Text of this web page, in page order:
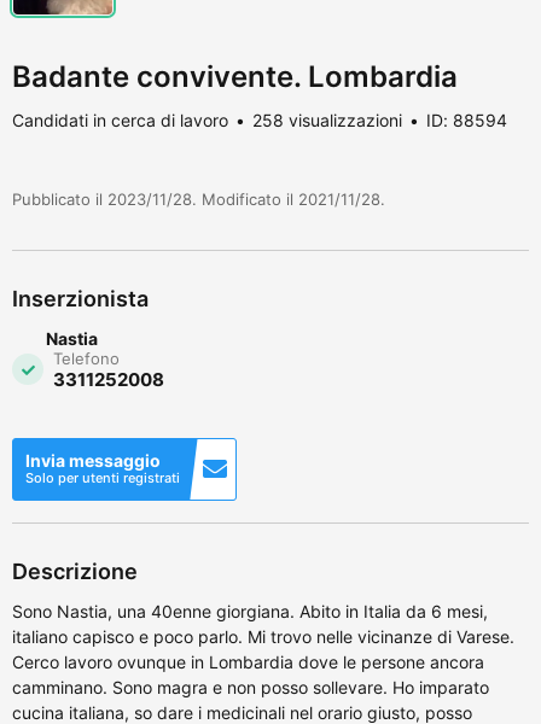
Badante convivente. Lombardia
Candidati in cerca di lavoro 258 visualizzazioni ID: 88594
Pubblicato il 2023/11/28. Modificato il 2021/11/28.
Inserzionista
Nastia
Telefono
3311252008
Invia messaggio
Solo per utenti registrati
Descrizione
Sono Nastia, una 40enne giorgiana. Abito in Italia da 6 mesi,
italiano capisco e poco parlo. Mi trovo nelle vicinanze di Varese.
Cerco lavoro ovunque in Lombardia dove le persone ancora
camminano. Sono magra e non posso sollevare. Ho imparato
cucina italiana, so dare i medicinali nel orario giusto, posso